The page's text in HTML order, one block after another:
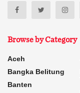
Browse by Category
Aceh
Bangka Belitung
Banten